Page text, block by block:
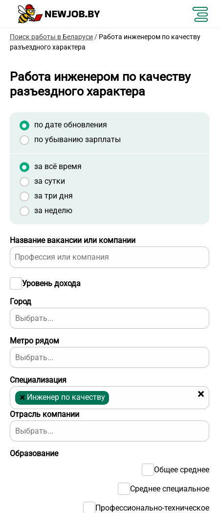
Поиск работы в Беларуси / Работа инженером по качеству
разъездного характера
Работа инженером по качеству
разъездного характера
Отрасль компании
Название вакансии или компании
Город
Уровень дохода
Образование
Общее среднее
Среднее специальное
Профессионально-техническое
Метро рядом
по дате обновления
по убыванию зарплаты
за всё время
за сутки
за три дня
за неделю
Специализация
×
× Инженер по качеству